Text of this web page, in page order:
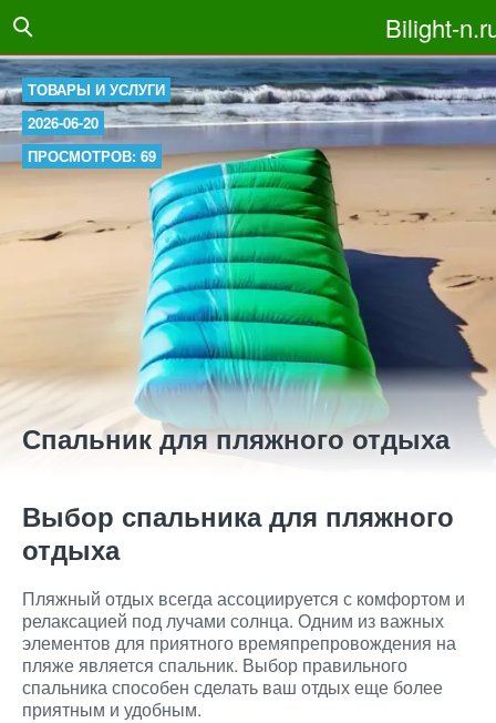
Bilight-
ТОВАРЫ И УСЛУГИ
2026-06-20
ПРОСМОТРОВ: 69
Спальник для пляжного отдыха
Выбор спальника для пляжного
отдыха
Пляжный отдых всегда ассоциируется с комфортом и
релаксацией под лучами солнца. Одним из важных
элементов для приятного времяпрепровождения на
пляже является спальник. Выбор правильного
спальника способен сделать ваш отдых еще более
приятным и удобным.